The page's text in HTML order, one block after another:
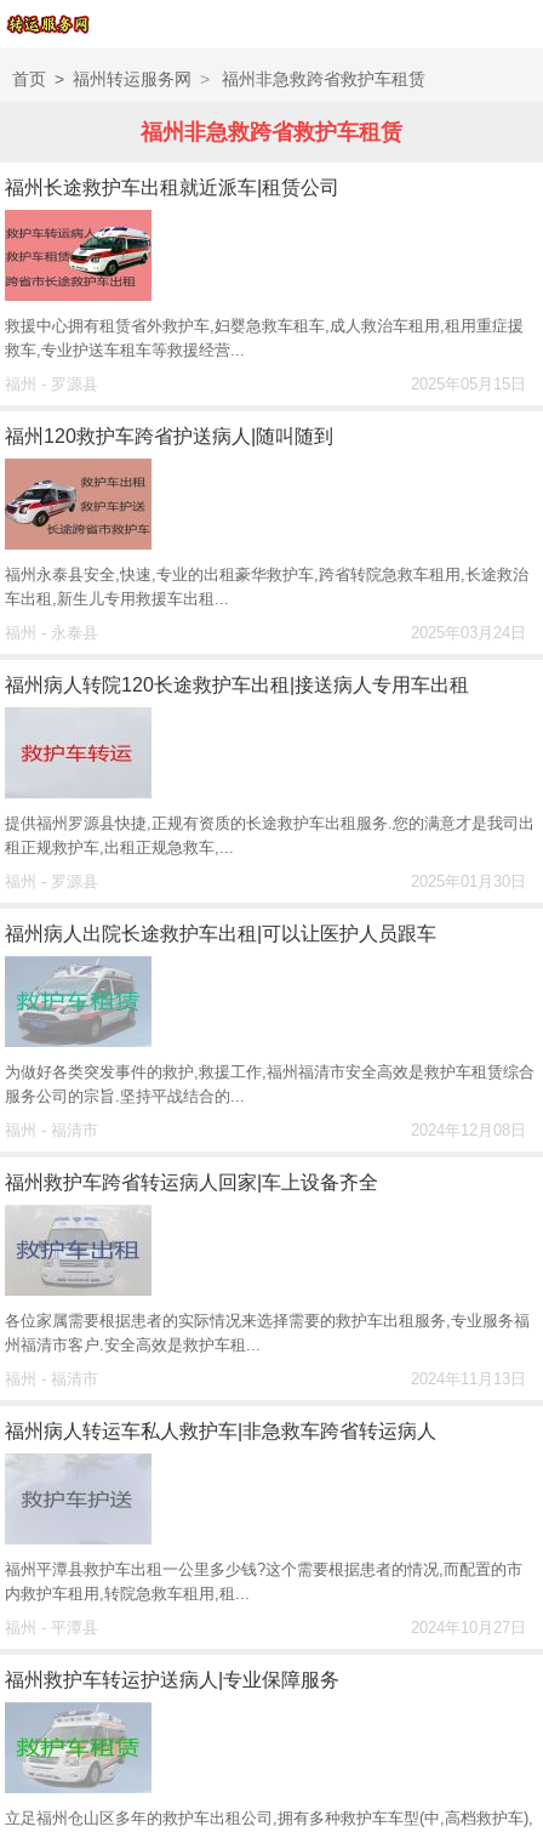
首页 > 福州转运服务网 > 福州非急救跨省救护车租赁
福州非急救跨省救护车租赁
福州长途救护车出租就近派车|租赁公司
救援中心拥有租赁省外救护车,妇婴急救车租车,成人救治车租用,租用重症援
救车,专业护送车租车等救援经营...
2025年05月15日
福州 - 罗源县
福州120救护车跨省护送病人|随叫随到
福州永泰县安全,快速,专业的出租豪华救护车,跨省转院急救车租用,长途救治
车出租,新生儿专用救援车出租...
2025年03月24日
福州 - 永泰县
福州病人转院120长途救护车出租|接送病人专用车出租
提供福州罗源县快捷,正规有资质的长途救护车出租服务.您的满意才是我司出
租正规救护车,出租正规急救车,...
2025年01月30日
福州 - 罗源县
福州病人出院长途救护车出租|可以让医护人员跟车
为做好各类突发事件的救护,救援工作,福州福清市安全高效是救护车租赁综合
服务公司的宗旨.坚持平战结合的...
2024年12月08日
福州 - 福清市
福州救护车跨省转运病人回家|车上设备齐全
各位家属需要根据患者的实际情况来选择需要的救护车出租服务,专业服务福
州福清市客户.安全高效是救护车租...
2024年11月13日
福州 - 福清市
福州病人转运车私人救护车|非急救车跨省转运病人
福州平潭县救护车出租一公里多少钱?这个需要根据患者的情况,而配置的市
内救护车租用,转院急救车租用,租...
2024年10月27日
福州 - 平潭县
福州救护车转运护送病人|专业保障服务
立足福州仓山区多年的救护车出租公司,拥有多种救护车车型(中,高档救护车),